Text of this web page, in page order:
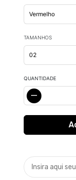
TAMANHOS
QUANTIDADE